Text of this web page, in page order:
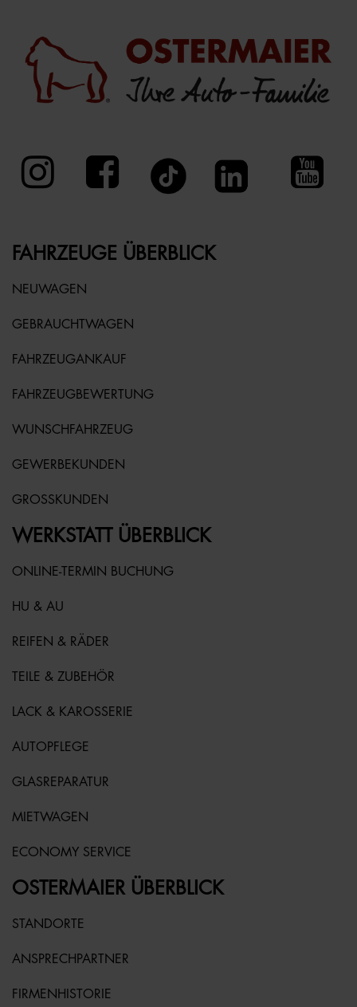
FAHRZEUGE ÜBERBLICK
NEUWAGEN
GEBRAUCHTWAGEN
FAHRZEUGANKAUF
FAHRZEUGBEWERTUNG
WUNSCHFAHRZEUG
GEWERBEKUNDEN
GROSSKUNDEN
WERKSTATT ÜBERBLICK
ONLINE-TERMIN BUCHUNG
HU & AU
REIFEN & RÄDER
TEILE & ZUBEHÖR
LACK & KAROSSERIE
AUTOPFLEGE
GLASREPARATUR
MIETWAGEN
ECONOMY SERVICE
OSTERMAIER ÜBERBLICK
STANDORTE
ANSPRECHPARTNER
FIRMENHISTORIE